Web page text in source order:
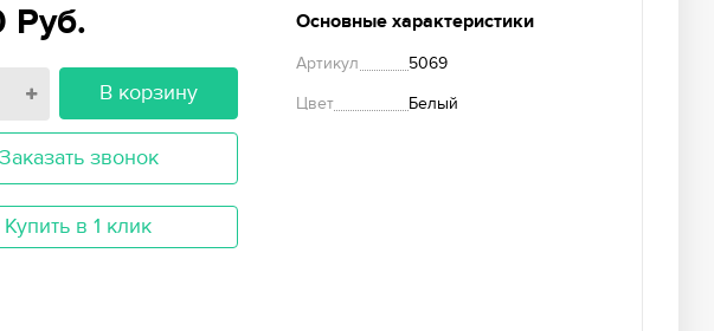
Руб.
В корзину
Заказать звонок
Купить в 1 клик
Основные характеристики
Артикул
5069
Цвет
Белый